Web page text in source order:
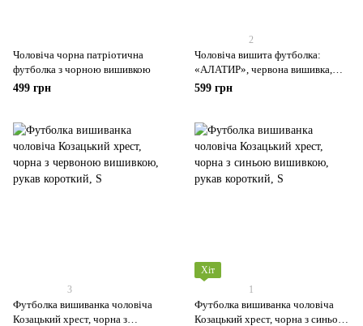
Чоловіча чорна патріотична
футболка з чорною вишивкою
499 грн
2
Чоловіча вишита футболка:
«АЛАТИР», червона вишивка,
чорна
599 грн
3
Футболка вишиванка чоловіча
Козацький хрест, чорна з
Хіт
1
Футболка вишиванка чоловіча
Козацький хрест, чорна з синьою